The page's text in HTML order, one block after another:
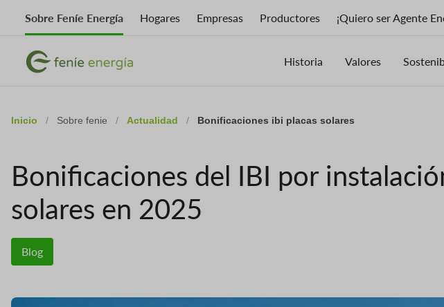
content
Sobre Feníe Energía Hogares Empresas Productores ¡Quiero ser Agente
ImagenImagen Historia Valores
Inicio / Sobre fenie / Actualidad / Bonificaciones ibi placas solares
Bonificaciones del IBI por
solares en 2025
Blog